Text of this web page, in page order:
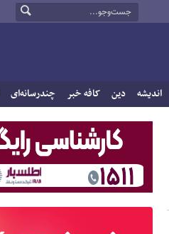
اندیشه دین کافه خبر چندرسانه‌ای